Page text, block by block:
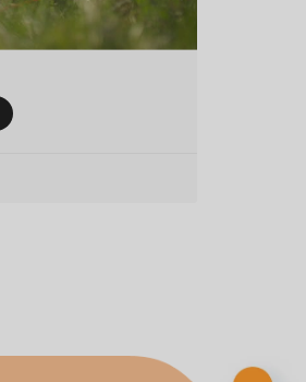
nunca. Com a
as estratégias